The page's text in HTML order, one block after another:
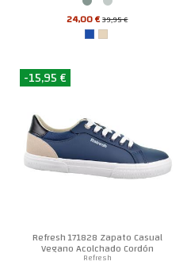
24,00 €39,95 €
-15,95 €
Refresh 171828 Zapato Casual
Vegano Acolchado Cordón
Hombre
Refresh